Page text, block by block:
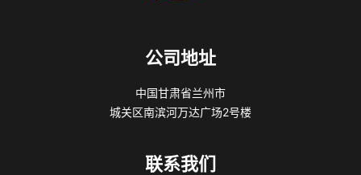
公司地址
中国甘肃省兰州市
城关区南滨河万达广场2号楼
联系我们